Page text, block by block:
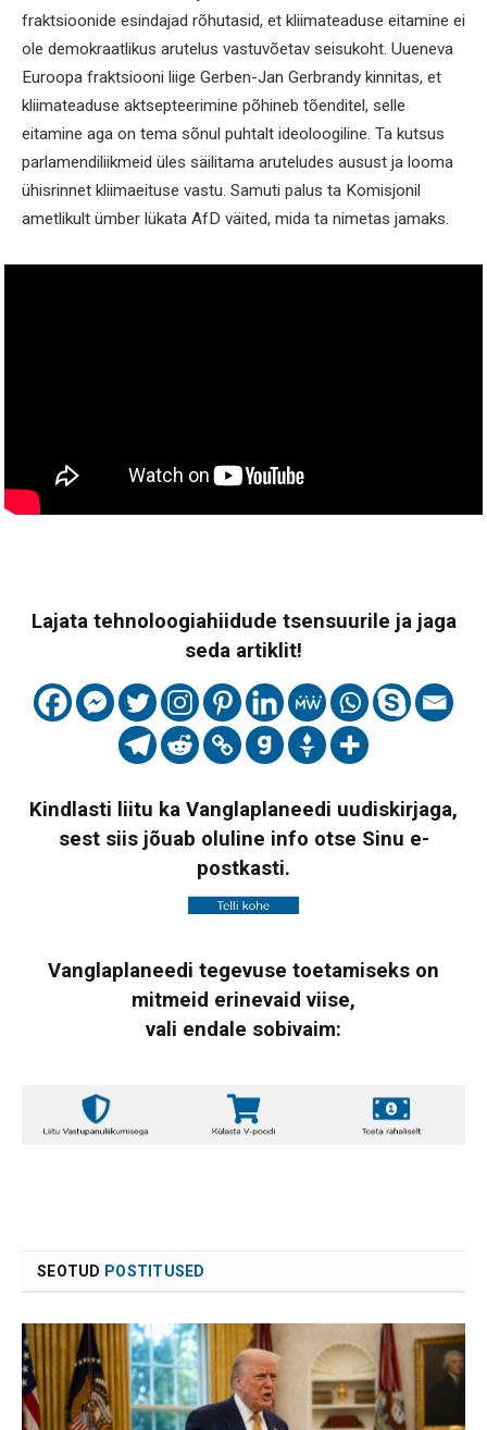
fraktsioonide esindajad rõhutasid, et kliimateaduse eitamine ei
ole demokraatlikus arutelus vastuvõetav seisukoht. Uueneva
Euroopa fraktsiooni liige Gerben-Jan Gerbrandy kinnitas, et
kliimateaduse aktsepteerimine põhineb tõenditel, selle
eitamine aga on tema sõnul puhtalt ideoloogiline. Ta kutsus
parlamendiliikmeid üles säilitama aruteludes ausust ja looma
ühisrinnet kliimaeituse vastu. Samuti palus ta Komisjonil
ametlikult ümber lükata AfD väited, mida ta nimetas jamaks.
Lajata tehnoloogiahiidude tsensuurile ja jaga
seda artiklit!
Kindlasti liitu ka Vanglaplaneedi uudiskirjaga,
sest siis jõuab oluline info otse Sinu e-
postkasti.
Vanglaplaneedi tegevuse toetamiseks on
mitmeid erinevaid viise,
vali endale sobivaim:
SEOTUD POSTITUSED